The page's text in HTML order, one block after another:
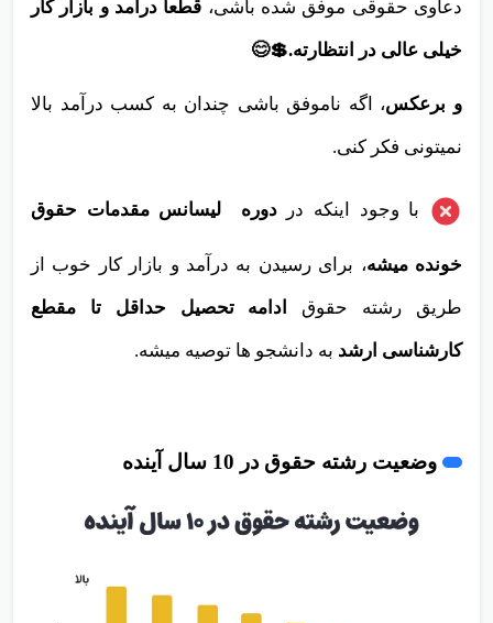
اگه شماوکیل با تجربه و ماهری باشی و یا حداقل در چند
دعاوی حقوقی موفق شده باشی،
خیلی عالی در انتظارته.💲😊
و برعکس، اگه ناموفق باشی چندان به کسب درآمد بالا
نمیتونی فکر کنی.
با وجود اینکه در دوره لیسانس مقدمات حقوق
خونده میشه، برای رسیدن به درآمد و بازار کار خوب از
طریق رشته حقوقادامه تحصیل حداقل تا مقطع
وضعیت رشته حقوق در 10 سال آینده